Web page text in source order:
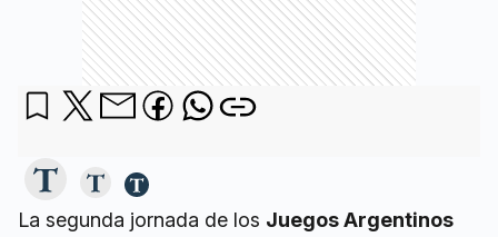
La segunda jornada de los Juegos Argentinos